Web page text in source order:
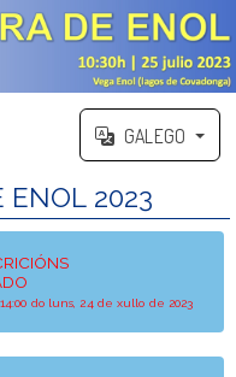
GALEGO
ENOL 2023
do luns, 24 de xullo de 2023